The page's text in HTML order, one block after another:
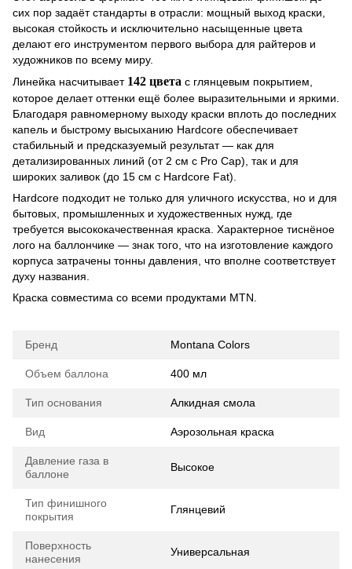
сих пор задаёт стандарты в отрасли: мощный выход краски,
высокая стойкость и исключительно насыщенные цвета
делают его инструментом первого выбора для райтеров и
художников по всему миру.
Линейка насчитывает 142 цвета с глянцевым покрытием,
которое делает оттенки ещё более выразительными и яркими.
Благодаря равномерному выходу краски вплоть до последних
капель и быстрому высыханию Hardcore обеспечивает
стабильный и предсказуемый результат — как для
детализированных линий (от 2 см с Pro Cap), так и для
широких заливок (до 15 см с Hardcore Fat).
Hardcore подходит не только для уличного искусства, но и для
бытовых, промышленных и художественных нужд, где
требуется высококачественная краска. Характерное тиснёное
лого на баллончике — знак того, что на изготовление каждого
корпуса затрачены тонны давления, что вполне соответствует
духу названия.
Краска совместима со всеми продуктами MTN.
Бренд Montana Colors
Объем баллона 400 мл
Тип основания Алкидная смола
Вид Аэрозольная краска
Давление газа в
баллоне
Высокое
Тип финишного
покрытия
Глянцевий
Поверхность
нанесения
Универсальная